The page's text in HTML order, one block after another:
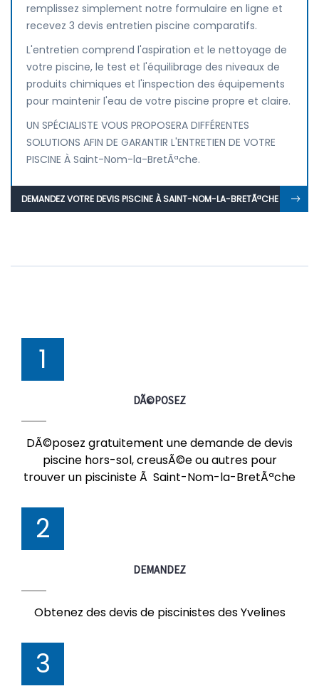
remplissez simplement notre formulaire en ligne et
recevez 3 devis entretien piscine comparatifs.
L'entretien comprend l'aspiration et le nettoyage de
votre piscine, le test et l'équilibrage des niveaux de
produits chimiques et l'inspection des équipements
pour maintenir l'eau de votre piscine propre et claire.
UN SPÉCIALISTE VOUS PROPOSERA DIFFÉRENTES
SOLUTIONS AFIN DE GARANTIR L'ENTRETIEN DE VOTRE
PISCINE À Saint-Nom-la-BretÃªche.
DEMANDEZ VOTRE DEVIS PISCINE À SAINT-NOM-LA-BRETÃªCHE
1
DÃ©POSEZ
DÃ©posez gratuitement une demande de devis
piscine hors-sol, creusÃ©e ou autres pour
trouver un pisciniste Ã Saint-Nom-la-BretÃªche
2
DEMANDEZ
Obtenez des devis de piscinistes des Yvelines
3